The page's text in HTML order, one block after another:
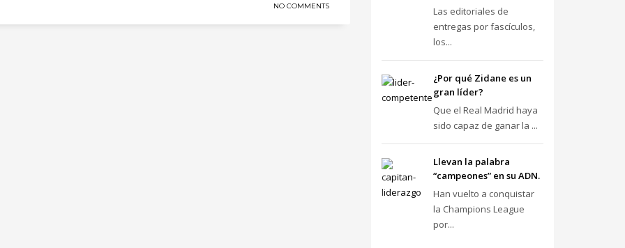
NO COMMENTS
Las editoriales de
entregas por fascículos,
los...
¿Por qué Zidane es un
gran líder?
Que el Real Madrid haya
sido capaz de ganar la ...
Llevan la palabra
“campeones” en su ADN.
Han vuelto a conquistar
la Champions League
por...